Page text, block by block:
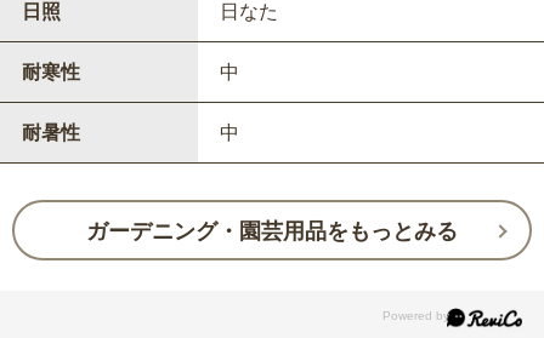
日照 日なた
耐寒性 中
耐暑性 中
ガーデニング・園芸用品をもっとみる